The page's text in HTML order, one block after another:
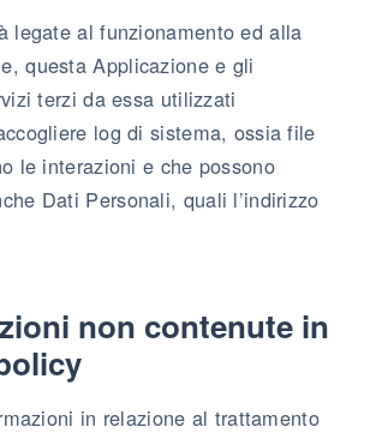
legate al funzionamento ed alla
questa Applicazione e gli
terzi da essa utilizzati
log di sistema, ossia file
le interazioni e che possono
Dati Personali, quali l’indirizzo
non contenute in
in relazione al trattamento